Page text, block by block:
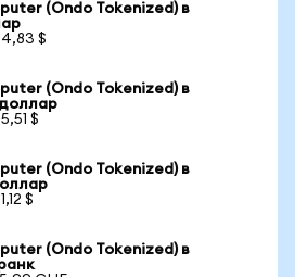
(Ondo Tokenized) в
$
(Ondo Tokenized) в
$
(Ondo Tokenized) в
$
(Ondo Tokenized) в